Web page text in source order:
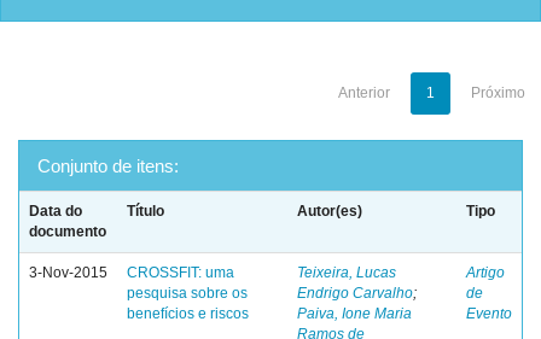
Anterior 1 Próximo
Conjunto de itens:
Data do
documento
Título Autor(es) Tipo
3-Nov-2015
CROSSFIT: uma
pesquisa sobre os
benefícios e riscos
Teixeira, Lucas
Endrigo Carvalho;
Paiva, Ione Maria
Ramos de
Artigo
de
Evento